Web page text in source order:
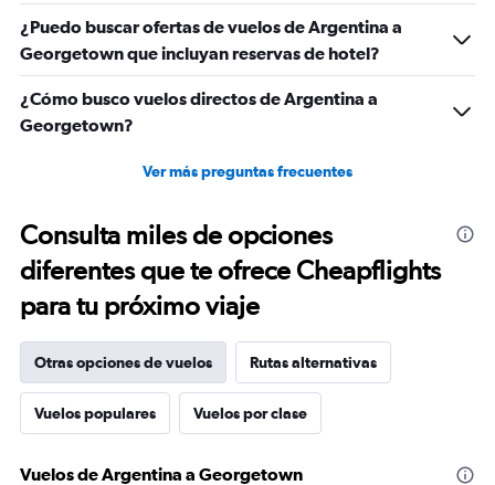
¿Puedo buscar ofertas de vuelos de Argentina a
Georgetown que incluyan reservas de hotel?
¿Cómo busco vuelos directos de Argentina a
Georgetown?
Ver más preguntas frecuentes
Consulta miles de opciones
diferentes que te ofrece Cheapflights
para tu próximo viaje
Otras opciones de vuelos Rutas alternativas
Vuelos populares Vuelos por clase
Vuelos de Argentina a Georgetown